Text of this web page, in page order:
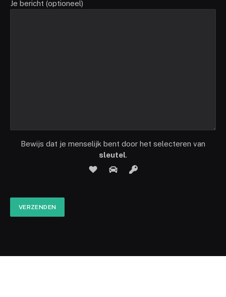
Je bericht (optioneel)
Bewijs dat je menselijk bent door het selecteren van
sleutel.